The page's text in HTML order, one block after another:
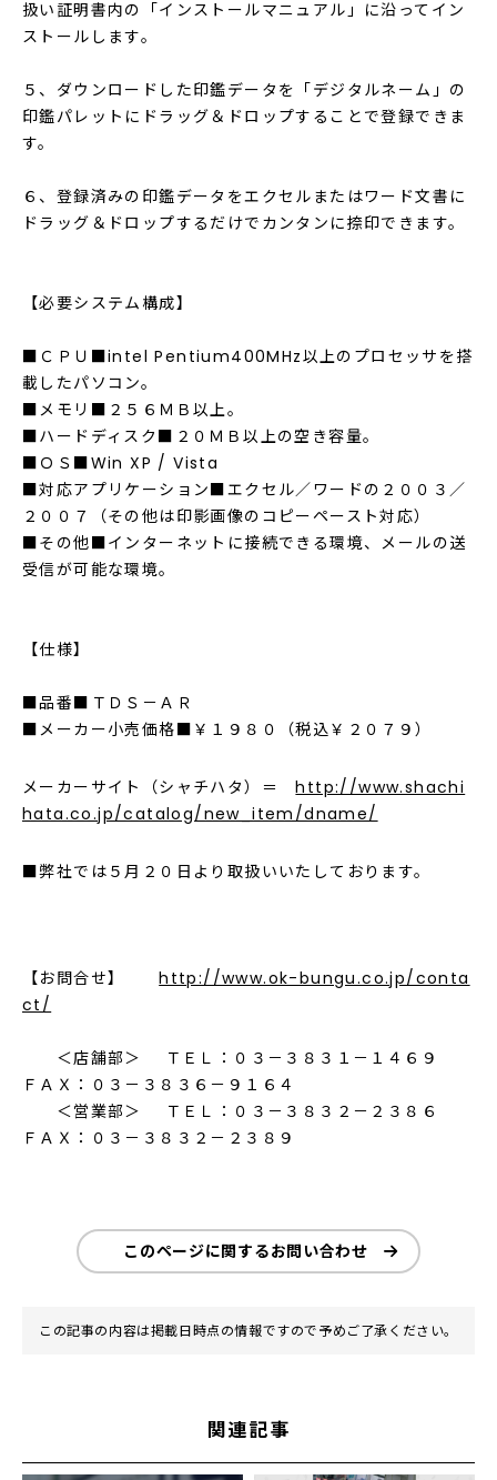
扱い証明書内の「インストールマニュアル」に沿ってイン
ストールします。
５、ダウンロードした印鑑データを「デジタルネーム」の
印鑑パレットにドラッグ＆ドロップすることで登録できま
す。
６、登録済みの印鑑データをエクセルまたはワード文書に
ドラッグ＆ドロップするだけでカンタンに捺印できます。
【必要システム構成】
■ＣＰＵ■intel Pentium400MHz以上のプロセッサを搭
載したパソコン。
■メモリ■２５６ＭＢ以上。
■ハードディスク■２０ＭＢ以上の空き容量。
■ＯＳ■Win XP / Vista
■対応アプリケーション■エクセル／ワードの２００３／
２００７（その他は印影画像のコピーペースト対応）
■その他■インターネットに接続できる環境、メールの送
受信が可能な環境。
【仕様】
■品番■ＴＤＳ－ＡＲ
■メーカー小売価格■￥１９８０（税込￥２０７９）
メーカーサイト（シャチハタ）＝http://www.shachi
hata.co.jp/catalog/new_item/dname/
■弊社では５月２０日より取扱いいたしております。
【お問合せ】http://www.ok-bungu.co.jp/conta
ct/
＜店舗部＞ ＴＥＬ：０３－３８３１－１４６９
ＦＡＸ：０３－３８３６－９１６４
＜営業部＞ ＴＥＬ：０３－３８３２－２３８６
ＦＡＸ：０３－３８３２－２３８９
このページに関するお問い合わせ
この記事の内容は掲載日時点の情報ですので予めご了承ください。
関連記事